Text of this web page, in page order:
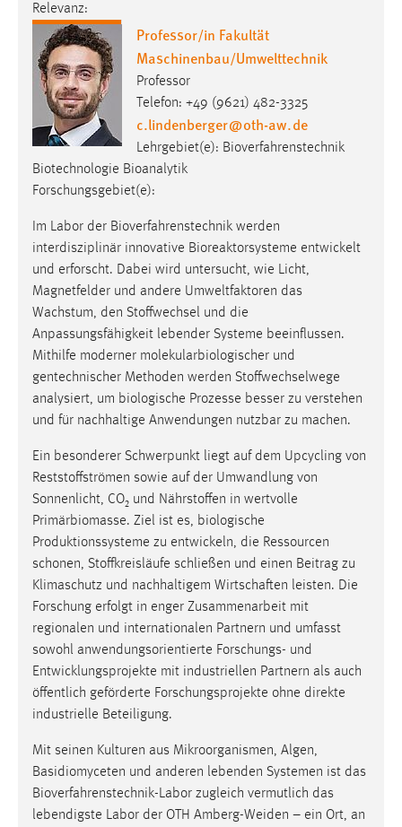
Relevanz:
Professor/in Fakultät
Maschinenbau/Umwelttechnik
Professor
Telefon: +49 (9621) 482-3325
c.lindenberger@oth-aw.de
Lehrgebiet(e): Bioverfahrenstechnik
Biotechnologie Bioanalytik
Forschungsgebiet(e):
Im Labor der Bioverfahrenstechnik werden
interdisziplinär innovative Bioreaktorsysteme entwickelt
und erforscht. Dabei wird untersucht, wie Licht,
Magnetfelder und andere Umweltfaktoren das
Wachstum, den Stoffwechsel und die
Anpassungsfähigkeit lebender Systeme beeinflussen.
Mithilfe moderner molekularbiologischer und
gentechnischer Methoden werden Stoffwechselwege
analysiert, um biologische Prozesse besser zu verstehen
und für nachhaltige Anwendungen nutzbar zu machen.
Ein besonderer Schwerpunkt liegt auf dem Upcycling von
Reststoffströmen sowie auf der Umwandlung von
Sonnenlicht, CO₂ und Nährstoffen in wertvolle
Primärbiomasse. Ziel ist es, biologische
Produktionssysteme zu entwickeln, die Ressourcen
schonen, Stoffkreisläufe schließen und einen Beitrag zu
Klimaschutz und nachhaltigem Wirtschaften leisten. Die
Forschung erfolgt in enger Zusammenarbeit mit
regionalen und internationalen Partnern und umfasst
sowohl anwendungsorientierte Forschungs- und
Entwicklungsprojekte mit industriellen Partnern als auch
öffentlich geförderte Forschungsprojekte ohne direkte
industrielle Beteiligung.
Mit seinen Kulturen aus Mikroorganismen, Algen,
Basidiomyceten und anderen lebenden Systemen ist das
Bioverfahrenstechnik-Labor zugleich vermutlich das
lebendigste Labor der OTH Amberg-Weiden – ein Ort, an